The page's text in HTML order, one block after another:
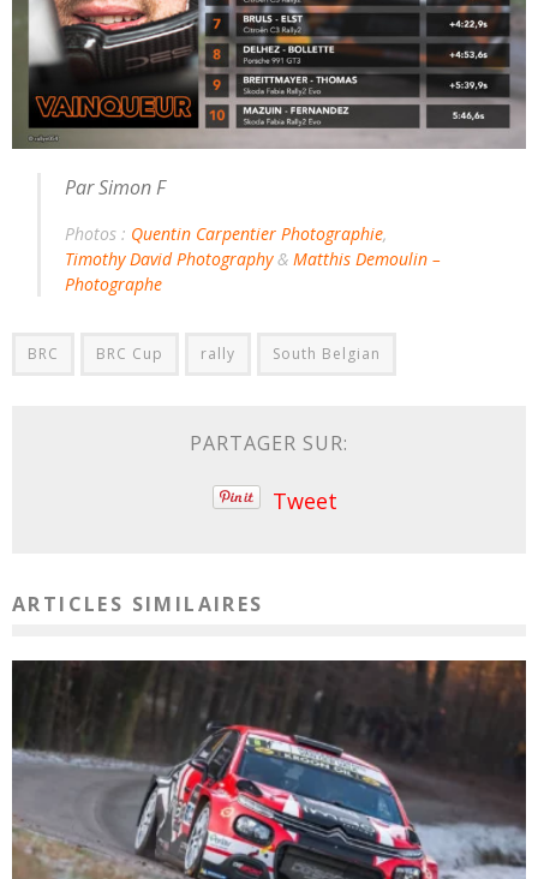
Par Simon F
Photos : Quentin Carpentier Photographie,
Timothy David Photography&Matthis Demoulin –
Photographe
BRC BRC Cup rally South Belgian
PARTAGER SUR:
Tweet
ARTICLES SIMILAIRES